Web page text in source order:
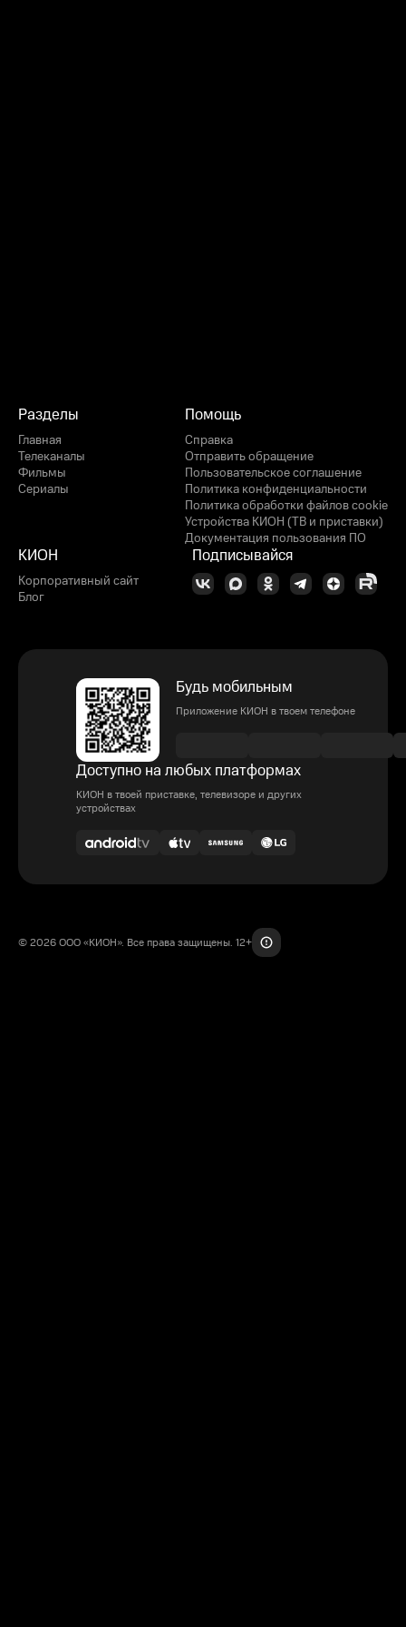
Разделы
Главная
Телеканалы
Фильмы
Сериалы
Помощь
Справка
Отправить обращение
Пользовательское соглашение
Политика конфиденциальности
Политика обработки файлов cookie
Устройства КИОН (ТВ и приставки)
Документация пользования ПО
КИОН
Корпоративный сайт
Блог
Подписывайся
Будь мобильным
Приложение КИОН в твоем телефоне
Доступно на любых платформах
КИОН в твоей приставке, телевизоре и других
устройствах
© 2026 ООО «КИОН». Все права защищены. 12+